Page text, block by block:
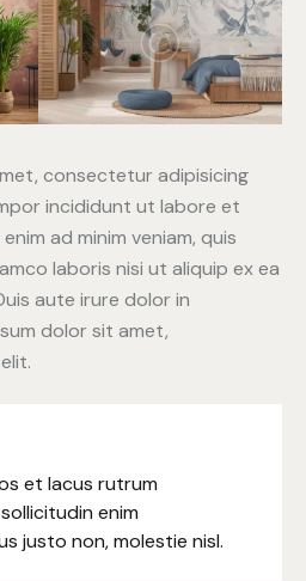
consectetur adipisicing
incididunt ut labore et
ad minim veniam, quis
laboris nisi ut aliquip ex ea
aute irure dolor in
dolor sit amet,
et lacus rutrum
enim
justo non, molestie nisl.